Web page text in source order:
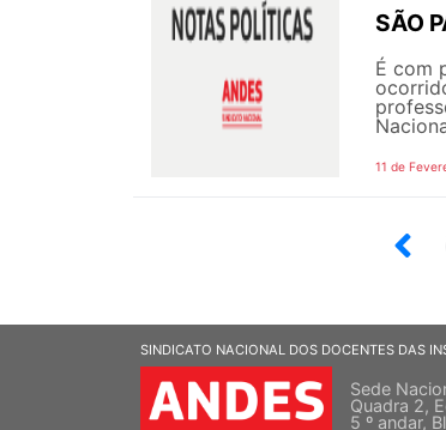
SÃO
É com
11 de
SINDICATO NACIONAL DOS DOCENTES DAS
Sede
Quadra 2,
5 º andar,